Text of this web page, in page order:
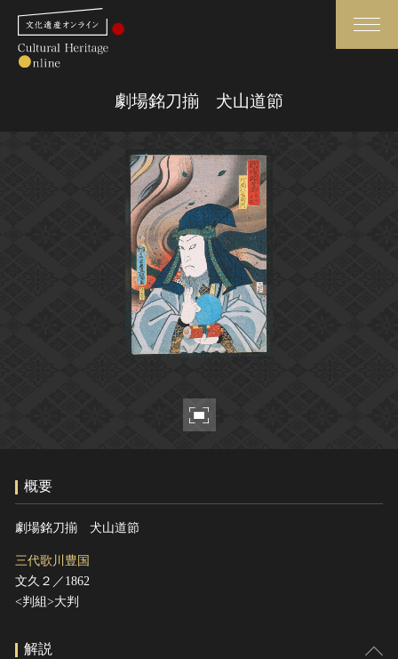
世界遺産と無形文化遺産
動画で見る無形の文化財
媒体資料・関連記事等
博物館、美術館の皆さまへ
文化庁よりご挨拶
今月のみどころ
ヘルプ
文化遺産データベース
国指定文化財等データベース
劇場銘刀揃 犬山道節
概要
劇場銘刀揃 犬山道節
三代歌川豊国
文久２／1862
<判組>大判
解説